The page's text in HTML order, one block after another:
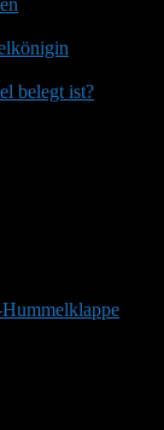
belegt ist?